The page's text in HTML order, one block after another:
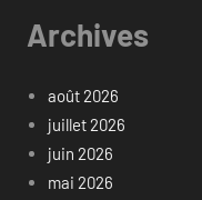
Archives
août 2026
juillet 2026
juin 2026
mai 2026